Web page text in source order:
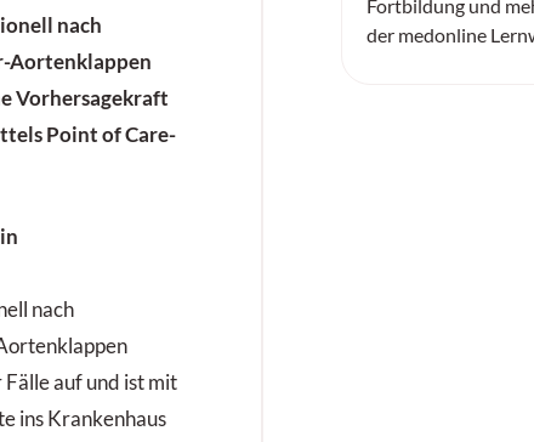
nach
Aortenklappen
Vorhersagekraft
Point of Care-
nach
auf und ist mit
ins Krankenhaus
Fortbildung und
der medonline